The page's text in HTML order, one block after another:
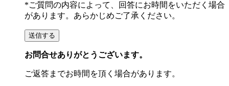
*ご質問の内容によって、回答にお時間をいただく場合
があります。あらかじめご了承ください。
お問合せありがとうございます。
ご返答までお時間を頂く場合があります。